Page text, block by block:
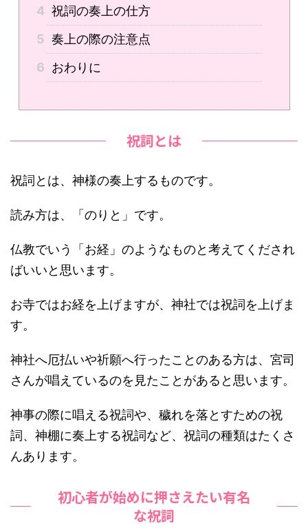
4 祝詞の奏上の仕方
5 奏上の際の注意点
6 おわりに
祝詞とは
祝詞とは、神様の奏上するものです。
読み方は、「のりと」です。
仏教でいう「お経」のようなものと考えてくだされ
ばいいと思います。
お寺ではお経を上げますが、神社では祝詞を上げま
す。
神社へ厄払いや祈願へ行ったことのある方は、宮司
さんが唱えているのを見たことがあると思います。
神事の際に唱える祝詞や、穢れを落とすための祝
詞、神棚に奏上する祝詞など、祝詞の種類はたくさ
んあります。
初心者が始めに押さえたい有名
な祝詞